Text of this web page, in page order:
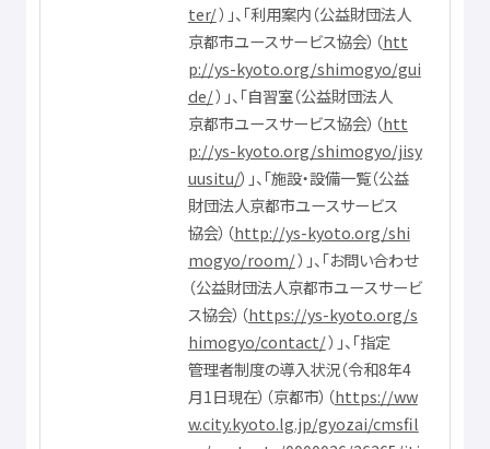
ter/）」、「利用案内（公益財団法人
京都市ユースサービス協会）（htt
p://ys-kyoto.org/shimogyo/gui
de/）」、「自習室（公益財団法人
京都市ユースサービス協会）（htt
p://ys-kyoto.org/shimogyo/jisy
uusitu/）」、「施設・設備一覧（公益
財団法人京都市ユースサービス
協会）（http://ys-kyoto.org/shi
mogyo/room/）」、「お問い合わせ
（公益財団法人京都市ユースサービ
ス協会）（https://ys-kyoto.org/s
himogyo/contact/）」、「指定
管理者制度の導入状況（令和8年4
月1日現在）（京都市）（https://ww
w.city.kyoto.lg.jp/gyozai/cmsfil